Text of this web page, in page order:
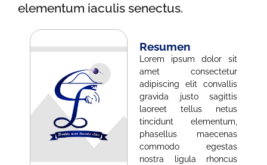
elementum iaculis senectus.
Resumen
Lorem ipsum dolor sit
amet consectetur
adipiscing elit convallis
gravida justo sagittis
laoreet tellus netus
tincidunt elementum,
phasellus maecenas
commodo egestas
nostra ligula rhoncus